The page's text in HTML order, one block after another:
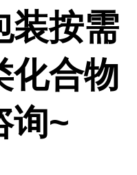
装按需
化合物
询~